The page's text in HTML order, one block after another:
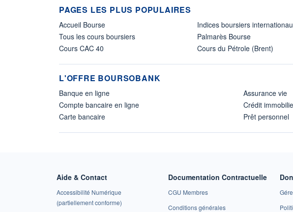
PAGES LES PLUS POPULAIRES
Accueil Bourse
Tous les cours boursiers
Cours CAC 40
Indices boursiers
Palmarès Bourse
Cours du Pétrole (Brent)
L'OFFRE BOURSOBANK
Banque en ligne
Compte bancaire en ligne
Carte bancaire
Assurance vie
Crédit
Prêt personnel
Aide & Contact
Accessibilité Numérique
(partiellement conforme)
Documentation Contractuelle
CGU Membres
Conditions générales